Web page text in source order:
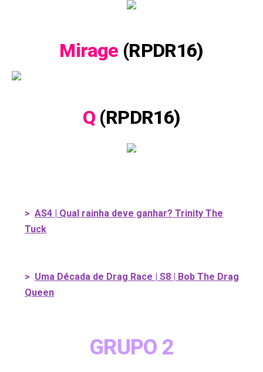
Mirage (RPDR16)
Q (RPDR16)
> AS4 | Qual rainha deve ganhar? Trinity The
Tuck
> Uma Década de Drag Race | S8 | Bob The Drag
Queen
GRUPO 2